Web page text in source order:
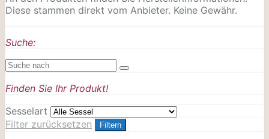
Diese stammen direkt vom Anbieter. Keine Gewähr.
Suche:
Finden Sie Ihr Produkt!
Sesselart
Filter zurücksetzen
Filtern